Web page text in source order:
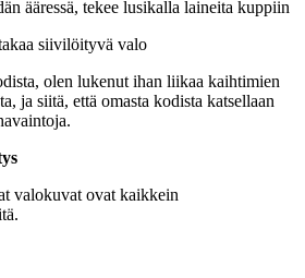
ääressä, tekee lusikalla laineita kuppiin
siivilöityvä valo
olen lukenut ihan liikaa kaihtimien
ja siitä, että omasta kodista katsellaan
valokuvat ovat kaikkein